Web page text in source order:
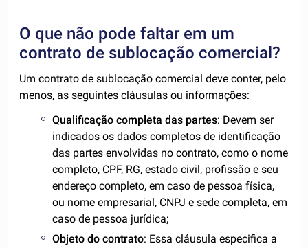
O que não pode faltar em um
contrato de sublocação comercial?
Um contrato de sublocação comercial deve conter, pelo
menos, as seguintes cláusulas ou informações:
Qualificação completa das partes: Devem ser
indicados os dados completos de identificação
das partes envolvidas no contrato, como o nome
completo, CPF, RG, estado civil, profissão e seu
endereço completo, em caso de pessoa física,
ou nome empresarial, CNPJ e sede completa, em
caso de pessoa jurídica;
Objeto do contrato: Essa cláusula especifica a